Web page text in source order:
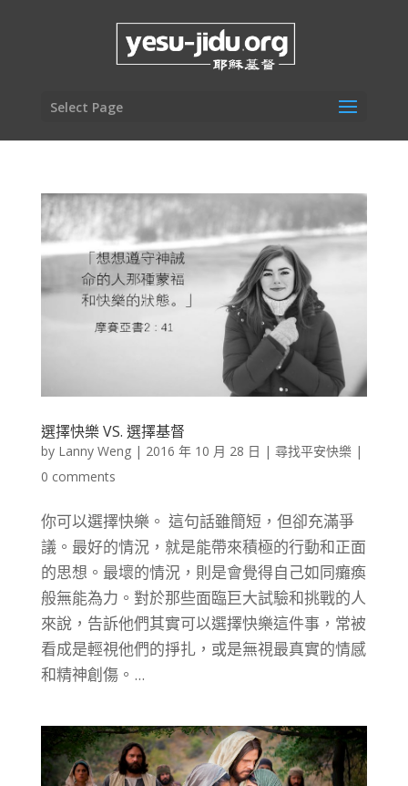
Select Page
選擇快樂 VS. 選擇基督
by Lanny Weng| 2016 年 10 月 28 日 | 尋找平安快樂|
0 comments
你可以選擇快樂。 這句話雖簡短，但卻充滿爭
議。最好的情況，就是能帶來積極的行動和正面
的思想。最壞的情況，則是會覺得自己如同癱瘓
般無能為力。對於那些面臨巨大試驗和挑戰的人
來說，告訴他們其實可以選擇快樂這件事，常被
看成是輕視他們的掙扎，或是無視最真實的情感
和精神創傷。...